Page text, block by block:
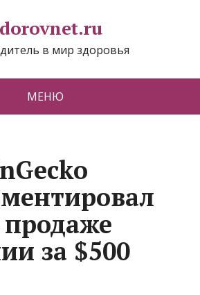
в мир здоровья
МЕНЮ
продаже
за $500